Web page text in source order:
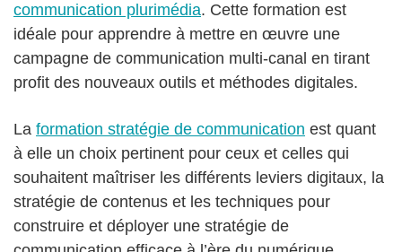
communication plurimédia. Cette formation est
idéale pour apprendre à mettre en œuvre une
campagne de communication multi-canal en tirant
profit des nouveaux outils et méthodes digitales.
La formation stratégie de communication est quant
à elle un choix pertinent pour ceux et celles qui
souhaitent maîtriser les différents leviers digitaux, la
stratégie de contenus et les techniques pour
construire et déployer une stratégie de